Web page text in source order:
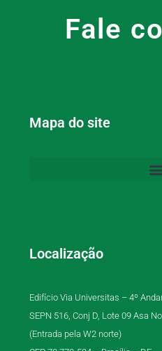
Fale
Mapa do site
Localização
Edifício Via Universitas – 4º
SEPN 516, Conj D, Lote 09 Asa
(Entrada pela W2 norte)